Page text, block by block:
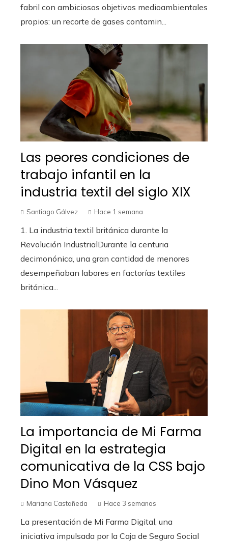
fabril con ambiciosos objetivos medioambientales
propios: un recorte de gases contamin...
Las peores condiciones de
trabajo infantil en la
industria textil del siglo XIX
Santiago Gálvez Hace 1 semana
1. La industria textil británica durante la
Revolución IndustrialDurante la centuria
decimonónica, una gran cantidad de menores
desempeñaban labores en factorías textiles
británica...
La importancia de Mi Farma
Digital en la estrategia
comunicativa de la CSS bajo
Dino Mon Vásquez
Mariana Castañeda Hace 3 semanas
La presentación de Mi Farma Digital, una
iniciativa impulsada por la Caja de Seguro Social